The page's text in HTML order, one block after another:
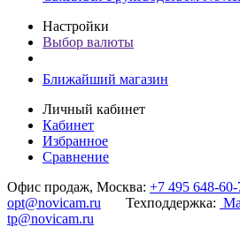
Настройки
Выбор валюты
Ближайший магазин
Личный кабинет
Кабинет
Избранное
Сравнение
Офис продаж, Москва: +7 495 648-60-
opt@novicam.ru Техподдержка:
tp@novicam.ru